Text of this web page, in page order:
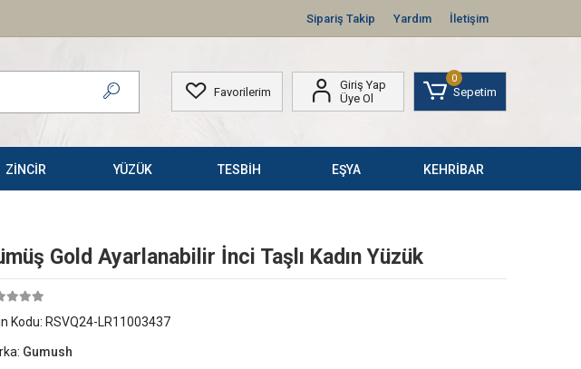
Sipariş Takip Yardım İletişim
Favorilerim
Giriş Yap
Üye Ol
0
Sepetim
ZİNCİR YÜZÜK TESBİH EŞYA KEHRİBAR
Gold Ayarlanabilir İnci Taşlı Kadın Yüzük
Kodu: RSVQ24-LR11003437
Gumush